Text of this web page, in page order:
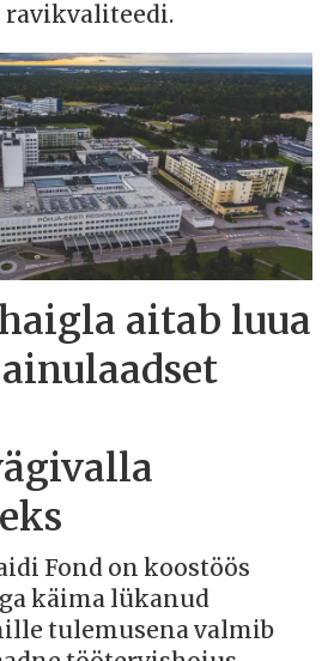
ravikvaliteedi.
aitab luua
Fond on koostöös
käima lükanud
tulemusena valmib